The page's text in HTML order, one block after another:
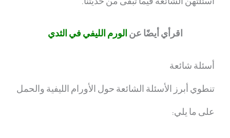
اقرأي أيضًا عن الورم الليفي في الثدي
أسئلة شائعة
تنطوي أبرز الأسئلة الشائعة حول الأورام الليفية والحمل
على ما يلي: